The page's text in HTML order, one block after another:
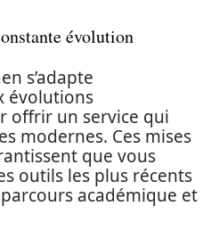
évolution
s’adapte
évolutions
offrir un service qui
modernes. Ces mises
que vous
outils les plus récents
académique et